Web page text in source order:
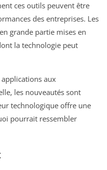
ces outils peuvent être
des entreprises. Les
grande partie mises en
la technologie peut
aux
les nouveautés sont
technologique offre une
pourrait ressembler